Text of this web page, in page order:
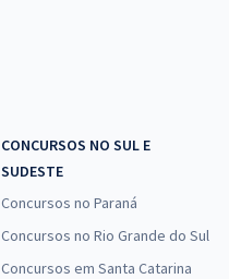
CONCURSOS NO SUL E
SUDESTE
Concursos no Paraná
Concursos no Rio Grande do Sul
Concursos em Santa Catarina